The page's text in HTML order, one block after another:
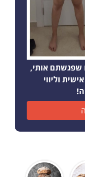
שפגשתם אותי,
וליווי